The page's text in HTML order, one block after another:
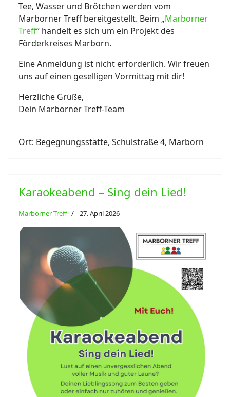
Tee, Wasser und Brötchen werden vom
Marborner Treff bereitgestellt. Beim „Marborner
Treff“ handelt es sich um ein Projekt des
Förderkreises Marborn.
Eine Anmeldung ist nicht erforderlich. Wir freuen
uns auf einen geselligen Vormittag mit dir!
Herzliche Grüße,
Dein Marborner Treff-Team
Ort: Begegnungsstätte, Schulstraße 4, Marborn
Karaokeabend – Sing dein Lied!
Marborner-Treff 27. April 2026